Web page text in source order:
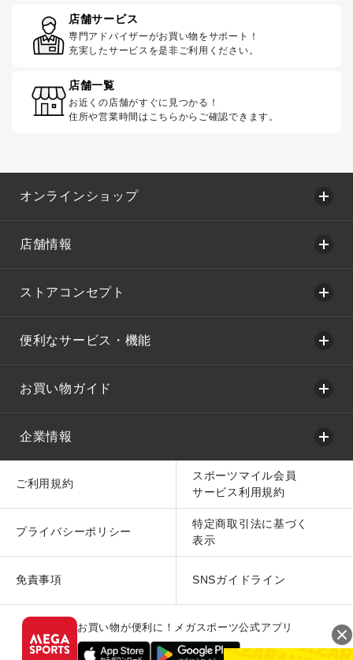
店舗サービス
専門アドバイザーがお買い物をサポート！
充実したサービスを是非ご利用ください。
店舗一覧
お近くの店舗がすぐに見つかる！
住所や営業時間はこちらからご確認できます。
オンラインショップ
店舗情報
ストアコンセプト
便利なサービス・機能
お買い物ガイド
企業情報
ご利用規約
スポーツマイル会員
サービス利用規約
プライバシーポリシー
特定商取引法に基づく
表示
免責事項 SNSガイドライン
お買い物が便利に！メガスポーツ公式アプリ